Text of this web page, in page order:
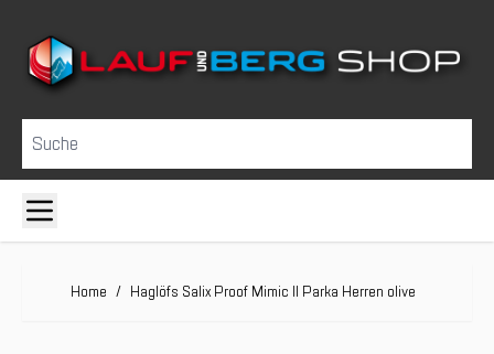
Suche
Home / Haglöfs Salix Proof Mimic II Parka Herren olive